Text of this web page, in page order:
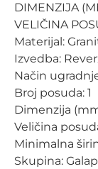
DIMENZIJA
VELIČINA
Materijal:
Izvedba:
Način
Broj posuda: 1
Dimenzija
Veličina
Minimalna
Skupina: